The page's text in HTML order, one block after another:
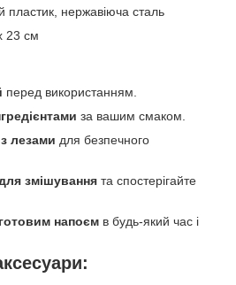
пластик, нержавіюча сталь
23 см
перед використанням.
за вашим смаком.
лезами для безпечного
змішування та спостерігайте
напоєм в будь-який час і